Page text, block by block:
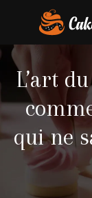
L’art
qui ne